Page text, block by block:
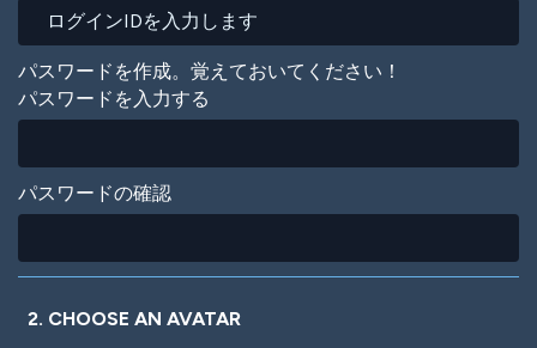
パスワードを作成。覚えておいてください！
パスワードを入力する
パスワードの確認
2. CHOOSE AN AVATAR